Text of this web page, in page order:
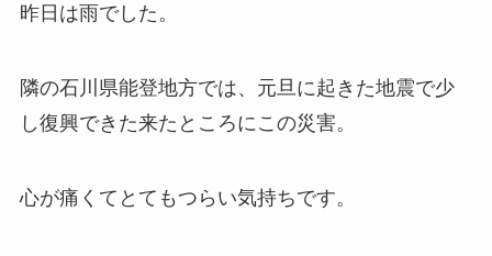
昨日は雨でした。
隣の石川県能登地方では、元旦に起きた地震で少
し復興できた来たところにこの災害。
心が痛くてとてもつらい気持ちです。